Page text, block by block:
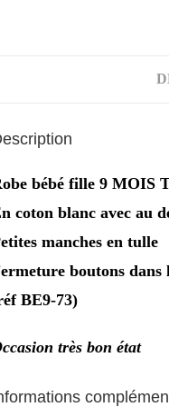
bébé fille 9 MOIS
coton blanc avec au
manches en tulle
boutons dans
BE9-73)
très bon état